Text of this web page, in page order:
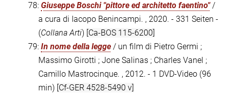
78: Giuseppe Boschi "pittore ed architetto faentino"/
a cura di Iacopo Benincampi. , 2020. - 331 Seiten -
(Collana Arti) [Ca-BOS 115-6200]
79: In nome della legge / un film di Pietro Germi ;
Massimo Girotti ; Jone Salinas ; Charles Vanel ;
Camillo Mastrocinque. , 2012. - 1 DVD-Video (96
min) [Cf-GER 4528-5490 v]